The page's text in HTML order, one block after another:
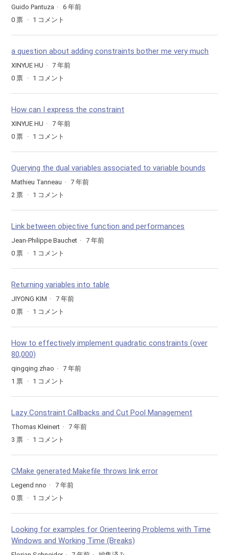
Guido Pantuza
6 年前
0 票 1 コメント
a question about adding constraints bother me very much
XINYUE HU
7 年前
0 票 1 コメント
How can I express the constraint
XINYUE HU
7 年前
0 票 1 コメント
Querying the dual variables associated to variable bounds
Mathieu Tanneau
7 年前
2 票 1 コメント
Link between objective function and performances
Jean-Philippe Bauchet
7 年前
0 票 1 コメント
Returning variables into table
JIYONG KIM
7 年前
0 票 1 コメント
How to effectively implement quadratic constraints (over
80,000)
qingqing zhao
7 年前
1 票 1 コメント
Lazy Constraint Callbacks and Cut Pool Management
Thomas Kleinert
7 年前
3 票 1 コメント
CMake generated Makefile throws link error
Legend nno
7 年前
0 票 1 コメント
Looking for examples for Orienteering Problems with Time
Windows and Working Time (Breaks)